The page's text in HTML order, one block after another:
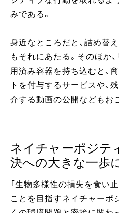
みである。
身近なところだと、詰め替
もそれにあたる。そのほか
用済み容器を持ち込むと、
トを付与するサービスや、
介する動画の公開などもお
ネイチャーポジテ
決への大きな一歩
「生物多様性の損失を食い
ことを目指すネイチャーポ